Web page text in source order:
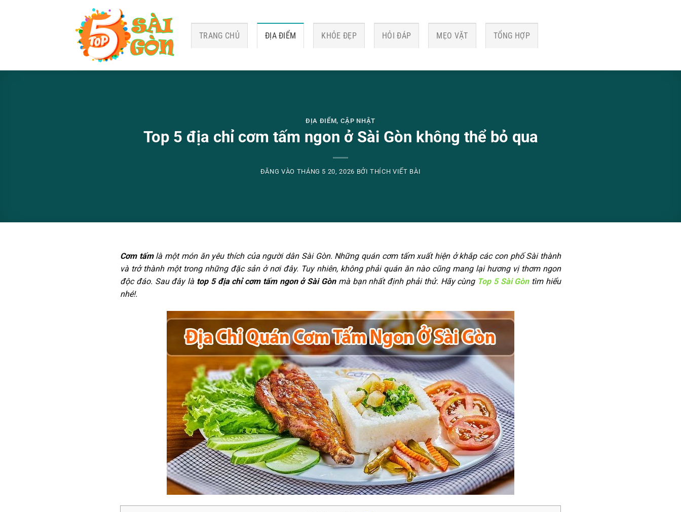
TRANG CHỦ ĐỊA ĐIỂM KHỎE ĐẸP HỎI ĐÁP MẸO VẶT TỔNG HỢP
ĐỊA ĐIỂM, CẬP NHẬT
Top 5 địa chỉ cơm tấm ngon ở Sài Gòn không thể bỏ qua
ĐĂNG VÀO THÁNG 5 20, 2026 BỞITHÍCH VIẾT BÀI
Cơm tấm là một món ăn yêu thích của người dân Sài Gòn. Những quán cơm tấm xuất hiện ở khắp các con phố Sài thành
và trở thành một trong những đặc sản ở nơi đây. Tuy nhiên, không phải quán ăn nào cũng mang lại hương vị thơm ngon
độc đáo. Sau đây là top 5 địa chỉ cơm tấm ngon ở Sài Gònmà bạn nhất định phải thử. Hãy cùng Top 5 Sài Gòntìm hiểu
nhé!.